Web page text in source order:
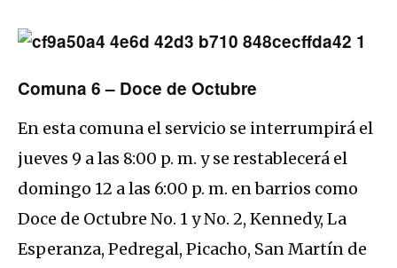
Comuna 6 – Doce de Octubre
En esta comuna el servicio se interrumpirá el
jueves 9 a las 8:00 p. m. y se restablecerá el
domingo 12 a las 6:00 p. m. en barrios como
Doce de Octubre No. 1 y No. 2, Kennedy, La
Esperanza, Pedregal, Picacho, San Martín de